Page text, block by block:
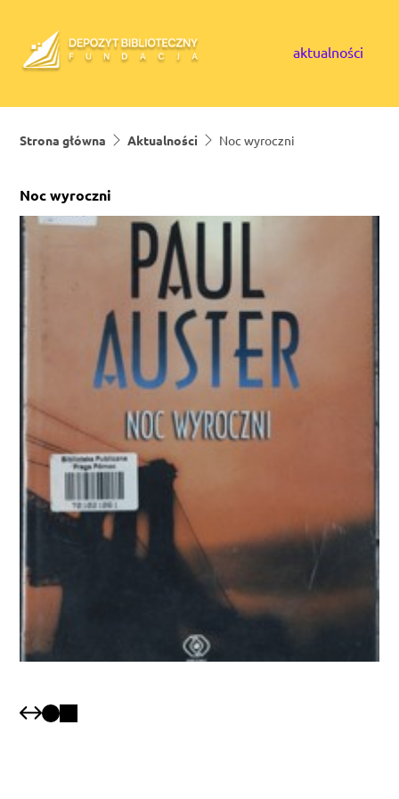
aktualności
Strona główna Aktualności Noc wyroczni
Noc wyroczni